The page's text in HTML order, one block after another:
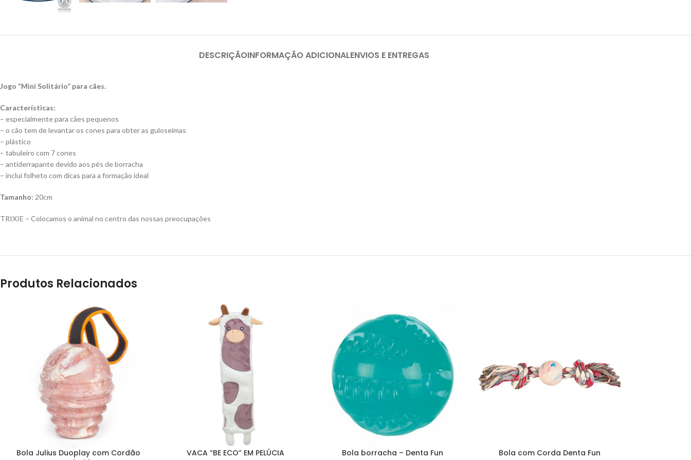
DESCRIÇÃOINFORMAÇÃO ADICIONALENVIOS E ENTREGAS
Jogo “Mini Solitário” para cães.
Características:
– especialmente para cães pequenos
– o cão tem de levantar os cones para obter as guloseimas
– plástico
– tabuleiro com 7 cones
– antiderrapante devido aos pés de borracha
– inclui folheto com dicas para a formação ideal
Tamanho: 20cm
TRIXIE – Colocamos o animal no centro das nossas preocupações
Produtos Relacionados
Bola Julius Duoplay com Cordão
VACA “BE ECO” EM PELÚCIA Bola borracha – Denta Fun Bola com Corda Denta Fun